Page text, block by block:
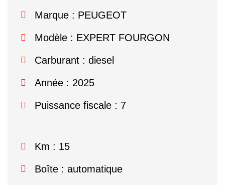
Marque : PEUGEOT
Modèle : EXPERT FOURGON
Carburant : diesel
Année : 2025
Puissance fiscale : 7
Km : 15
Boîte : automatique